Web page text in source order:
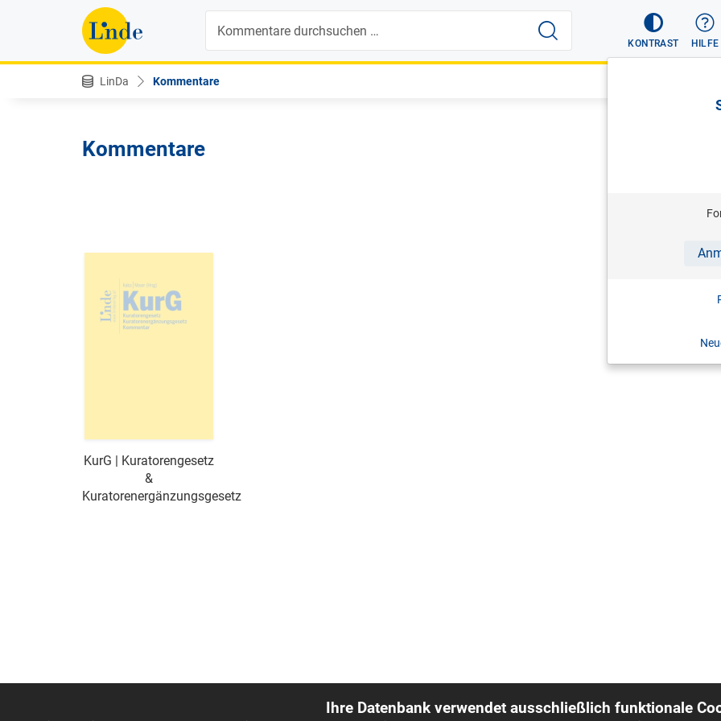
KONTRAST HILFE
LinDa Kommentare
Kommentare
KurG | Kuratorengesetz
&
Kuratorenergänzungsgesetz
Ihre Datenbank verwendet ausschließlich funktionale